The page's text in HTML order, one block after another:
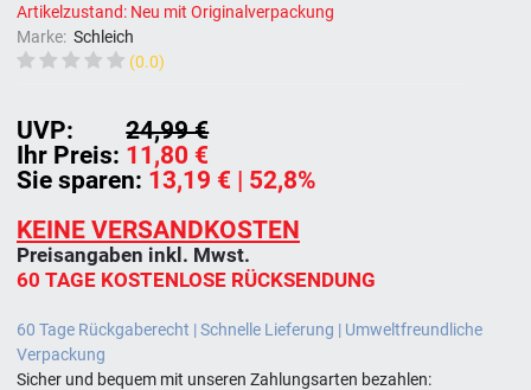
Artikelzustand: Neu mit Originalverpackung
Marke: Schleich
(0.0)
Ihr Preis: 11,80 €
UVP:
24,99 €
Sie sparen: 13,19 € | 52,8%
KEINE VERSANDKOSTEN
Preisangaben inkl. Mwst.
60 TAGE KOSTENLOSE RÜCKSENDUNG
60 Tage Rückgaberecht | Schnelle Lieferung | Umweltfreundliche
Verpackung
Sicher und bequem mit unseren Zahlungsarten bezahlen: